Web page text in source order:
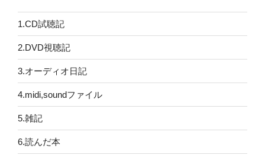
1.CD試聴記
2.DVD視聴記
3.オーディオ日記
4.midi,soundファイル
5.雑記
6.読んだ本